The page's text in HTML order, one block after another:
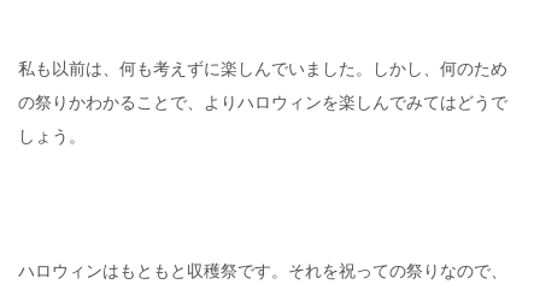
私も以前は、何も考えずに楽しんでいました。しかし、何のため
の祭りかわかることで、よりハロウィンを楽しんでみてはどうで
しょう。
ハロウィンはもともと収穫祭です。それを祝っての祭りなので、